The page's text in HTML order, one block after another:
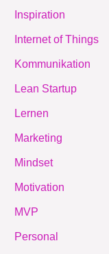
Inspiration
Internet of Things
Kommunikation
Lean Startup
Lernen
Marketing
Mindset
Motivation
MVP
Personal